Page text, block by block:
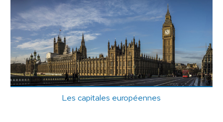
Les capitales européennes